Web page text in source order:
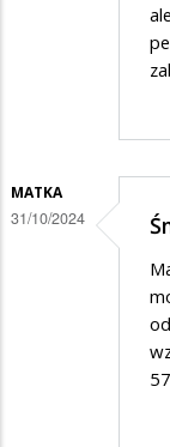
MATKA
31/10/2024